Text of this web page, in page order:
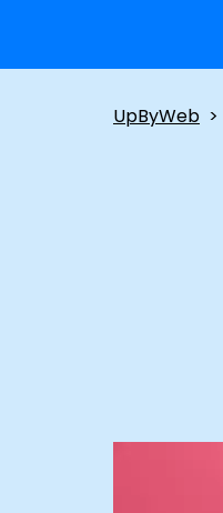
UpByWeb